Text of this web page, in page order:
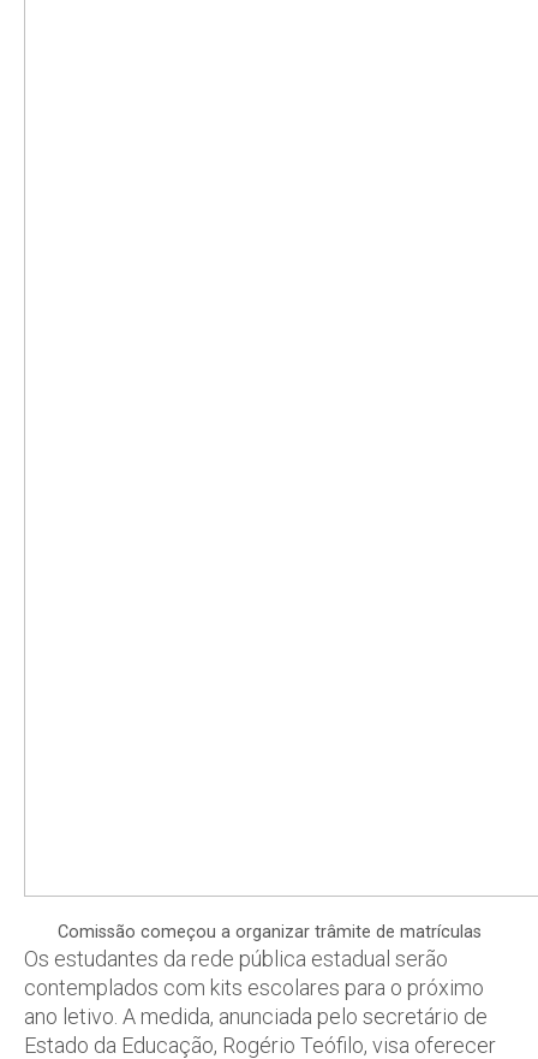
Comissão começou a organizar trâmite de matrículas
Os estudantes da rede pública estadual serão
contemplados com kits escolares para o próximo
ano letivo. A medida, anunciada pelo secretário de
Estado da Educação, Rogério Teófilo, visa oferecer